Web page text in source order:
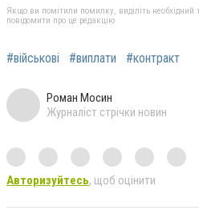
Якщо ви помітили помилку, виділіть необхідний
повідомити про це редакцію
#військові #виплати #контракт
Роман Мосин
Журналіст стрічки новин
Авторизуйтесь, щоб оцінити